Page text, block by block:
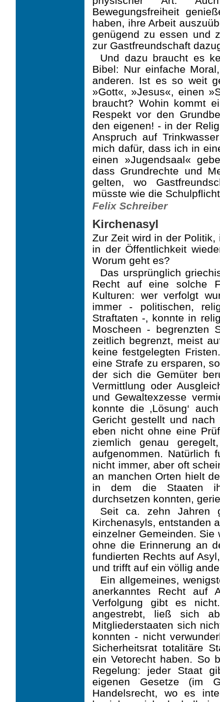
Bewegungsfreiheit
haben, ihre Arbeit
genügend zu essen und
zur Gastfreundschaft
Und dazu braucht es
Bibel: Nur einfache
anderen. Ist es so weit
»Gott«, »Jesus«, einen
braucht? Wohin kommt
Respekt vor den
den eigenen! - in der
Anspruch auf
mich dafür, dass ich in
einen »Jugendsaal«
dass Grundrechte und
gelten, wo
müsste wie die
Felix Schreiber
Kirchenasyl
Zur Zeit wird in der
in der Öffentlichkeit
Worum geht es?
Das ursprünglich
Recht auf eine solche
Kulturen: wer verfolgt
immer - politischen,
Straftaten -, konnte in
Moscheen - begrenzten
zeitlich begrenzt, meist
keine festgelegten
eine Strafe zu ersparen,
der sich die Gemüter
Vermittlung oder
und Gewaltexzesse
konnte die ‚Lösung‘
Gericht gestellt und
eben nicht ohne eine
ziemlich genau
aufgenommen. Natürlich
nicht immer, aber oft
an manchen Orten hielt
in dem die Staaten
durchsetzen konnten,
Seit ca. zehn Jahren
Kirchenasyls, entstanden
einzelner Gemeinden. Sie
ohne die Erinnerung an
fundierten Rechts auf
und trifft auf ein völlig
Ein allgemeines,
anerkanntes Recht auf
Verfolgung gibt es
angestrebt, ließ sich
Mitgliederstaaten sich
konnten - nicht
Sicherheitsrat totalitäre
ein Vetorecht haben. So
Regelung: jeder Staat
eigenen Gesetze (im
Handelsrecht, wo es